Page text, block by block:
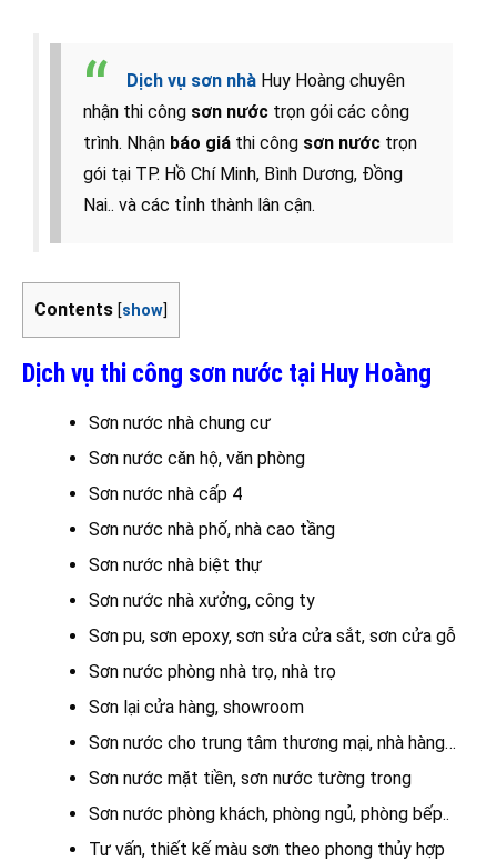
Dịch vụ sơn nhà Huy Hoàng chuyên
nhận thi công sơn nước trọn gói các công
trình. Nhận báo giá thi công sơn nước trọn
gói tại TP. Hồ Chí Minh, Bình Dương, Đồng
Nai.. và các tỉnh thành lân cận.
Contents [show]
Dịch vụ thi công sơn nước tại Huy Hoàng
Sơn nước nhà chung cư
Sơn nước căn hộ, văn phòng
Sơn nước nhà cấp 4
Sơn nước nhà phố, nhà cao tầng
Sơn nước nhà biệt thự
Sơn nước nhà xưởng, công ty
Sơn pu, sơn epoxy, sơn sửa cửa sắt, sơn cửa gỗ
Sơn nước phòng nhà trọ, nhà trọ
Sơn lại cửa hàng, showroom
Sơn nước cho trung tâm thương mại, nhà hàng…
Sơn nước mặt tiền, sơn nước tường trong
Sơn nước phòng khách, phòng ngủ, phòng bếp..
Tư vấn, thiết kế màu sơn theo phong thủy hợp